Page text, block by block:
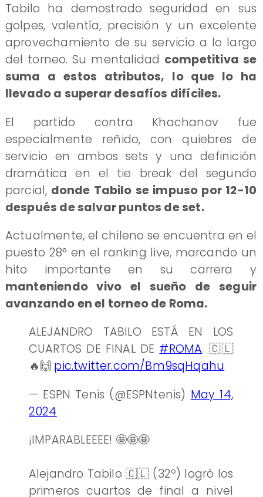
Tabilo ha demostrado seguridad en sus
golpes, valentía, precisión y un excelente
aprovechamiento de su servicio a lo largo
del torneo. Su mentalidad competitiva se
suma a estos atributos, lo que lo ha
llevado a superar desafíos difíciles.
El partido contra Khachanov fue
especialmente reñido, con quiebres de
servicio en ambos sets y una definición
dramática en el tie break del segundo
parcial, donde Tabilo se impuso por 12-10
después de salvar puntos de set.
Actualmente, el chileno se encuentra en el
puesto 28° en el ranking live, marcando un
hito importante en su carrera y
manteniendo vivo el sueño de seguir
avanzando en el torneo de Roma.
ALEJANDRO TABILO ESTÁ EN LOS
CUARTOS DE FINAL DE #ROMA. 🇨🇱
🔥🙌 pic.twitter.com/Bm9sqHqahu
— ESPN Tenis (@ESPNtenis) May 14,
2024
¡IMPARABLEEEE! 🤩🤩🤩
Alejandro Tabilo 🇨🇱 (32º) logró los
primeros cuartos de final a nivel